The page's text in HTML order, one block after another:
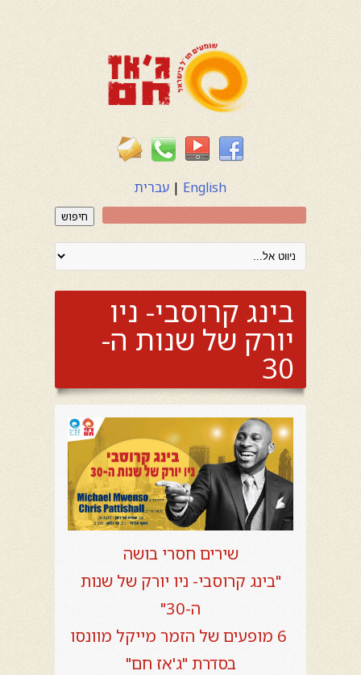
English
| עברית
חיפוש
בינג קרוסבי- ניו
יורק של שנות ה-
30
שירים חסרי בושה
"בינג קרוסבי- ניו יורק של שנות
ה-30"
6 מופעים של הזמר מייקל מוונסו
בסדרת "ג'אז חם"